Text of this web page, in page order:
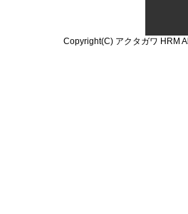
Copyright(C) アクタガワ HRM